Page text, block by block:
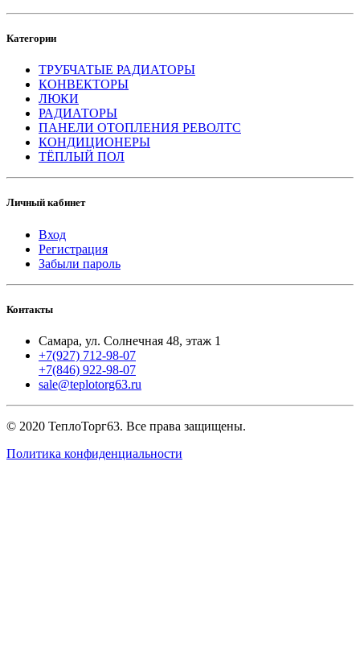
Категории
ТРУБЧАТЫЕ РАДИАТОРЫ
КОНВЕКТОРЫ
ЛЮКИ
РАДИАТОРЫ
ПАНЕЛИ ОТОПЛЕНИЯ РЕВОЛТС
КОНДИЦИОНЕРЫ
ТЁПЛЫЙ ПОЛ
Личный кабинет
Вход
Регистрация
Забыли пароль
Контакты
Самара, ул. Солнечная 48, этаж 1
+7(927) 712-98-07
+7(846) 922-98-07
sale@teplotorg63.ru
© 2020 ТеплоТорг63. Все права защищены.
Политика конфиденциальности